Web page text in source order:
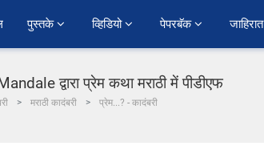
पुस्तके व्हिडियो पेपरबॅक जाहिरात
द्वारा प्रेम कथा मराठी में पीडीएफ
मराठी कादंबरी प्रेम...? - कादंबरी